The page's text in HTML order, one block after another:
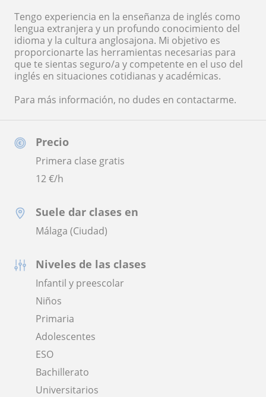
Precio
Primera clase gratis
12€/h
Suele dar clases en
Málaga (Ciudad)
Niveles de las clases
Infantil y preescolar
Niños
Primaria
Adolescentes
ESO
Bachillerato
Universitarios
Tengo experiencia en la enseñanza de inglés como
lengua extranjera y un profundo conocimiento del
idioma y la cultura anglosajona. Mi objetivo es
proporcionarte las herramientas necesarias para
que te sientas seguro/a y competente en el uso del
inglés en situaciones cotidianas y académicas.
Para más información, no dudes en contactarme.